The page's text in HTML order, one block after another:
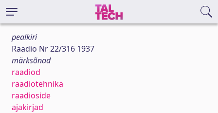
pealkiri
Raadio Nr 22/316 1937
märksõnad
raadiod
raadiotehnika
raadioside
ajakirjad